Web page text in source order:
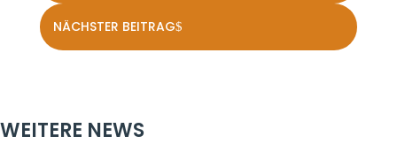
NÄCHSTER BEITRAG$
WEITERE NEWS